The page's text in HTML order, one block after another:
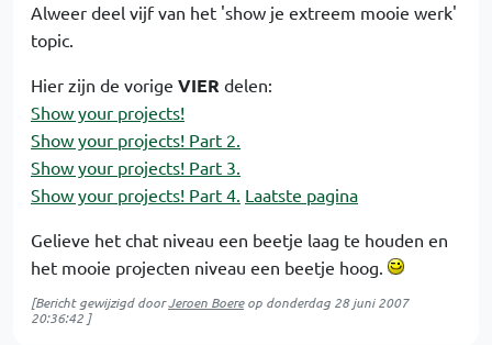
Alweer deel vijf van het 'show je extreem mooie werk'
topic.
Hier zijn de vorige VIER delen:
Show your projects!
Show your projects! Part 2.
Show your projects! Part 3.
Show your projects! Part 4. Laatste pagina
Gelieve het chat niveau een beetje laag te houden en
het mooie projecten niveau een beetje hoog.
[Bericht gewijzigd doorJeroen Boereop donderdag 28 juni 2007
20:36:42 ]